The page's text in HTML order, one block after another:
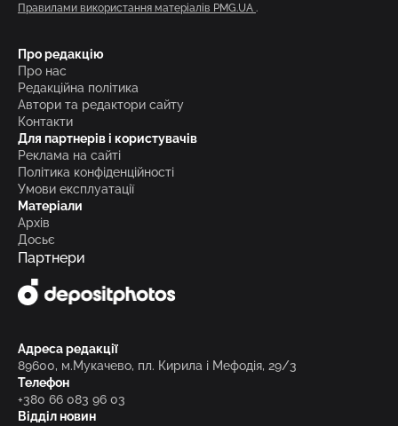
Правилами використання матеріалів PMG.UA .
Про редакцію
Про нас
Редакційна політика
Автори та редактори сайту
Контакти
Для партнерів і користувачів
Реклама на сайті
Політика конфіденційності
Умови експлуатації
Матеріали
Архів
Досьє
Партнери
Адреса редакції
89600, м.Мукачево, пл. Кирила і Мефодія, 29/3
Телефон
+380 66 083 96 03
Відділ новин